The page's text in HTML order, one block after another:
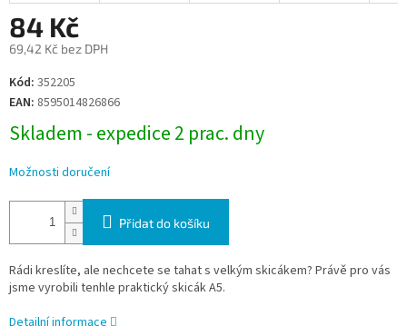
84 Kč
69,42 Kč bez DPH
Měrná
cena:
Kód: 352205
EAN: 8595014826866
Skladem - expedice 2 prac. dny
Možnosti doručení
Přidat do košíku
Rádi kreslíte, ale nechcete se tahat s velkým skicákem? Právě pro vás
jsme vyrobili tenhle praktický skicák A5.
Detailní informace